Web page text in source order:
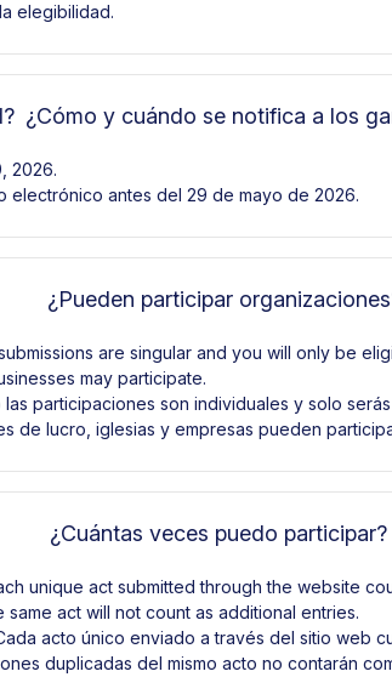
elegibilidad.
¿Cómo y cuándo se notifica a los
2026.
antes del 29 de mayo de 2026.
¿Pueden participar
are singular and you will only be
may participate.
participaciones son individuales y solo
de lucro, iglesias y empresas pueden
¿Cuántas veces puedo participar?
unique act submitted through the website
act will not count as additional entries.
acto único enviado a través del sitio web
duplicadas del mismo acto no contarán